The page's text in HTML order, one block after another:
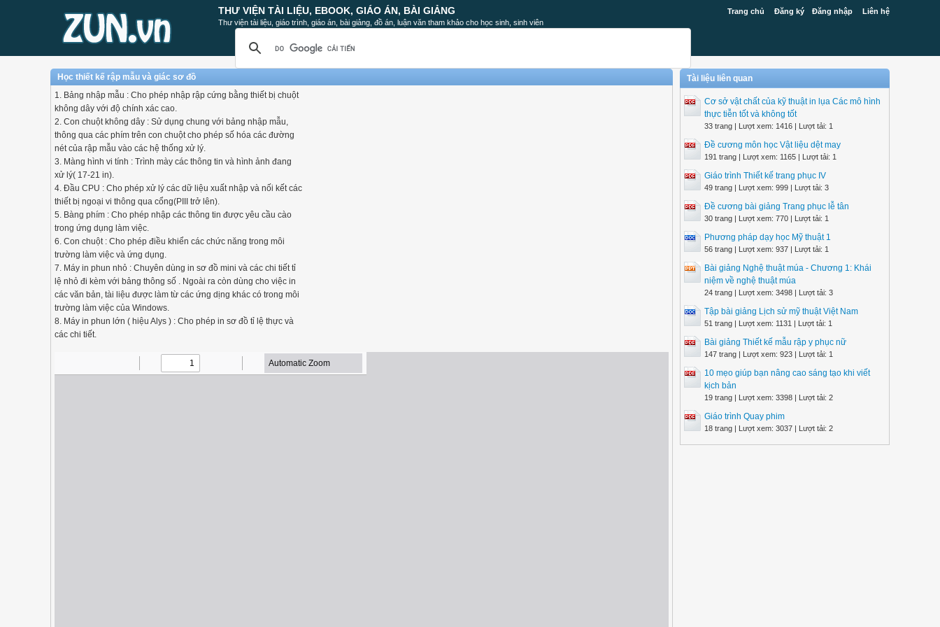
Trang chủ Đăng ký Đăng nhập Liên hệ
THƯ VIỆN TÀI LIỆU, EBOOK, GIÁO ÁN, BÀI GIẢNG
Thư viện tài liệu, giáo trình, giáo án, bài giảng, đồ án, luận văn tham khảo cho học sinh, sinh viên
Học thiết kế rập mẫu và giác sơ đồ
1. Bảng nhập mẫu : Cho phép nhập rập cứng bằng thiết bị chuột
không dây với độ chính xác cao.
2. Con chuột không dây : Sử dụng chung với bảng nhập mẫu,
thông qua các phím trên con chuột cho phép số hóa các đường
nét của rập mẫu vào các hệ thống xử lý.
3. Màng hình vi tính : Trình mày các thông tin và hình ảnh đang
xử lý( 17-21 in).
4. Đầu CPU : Cho phép xử lý các dữ liệu xuất nhập và nối kết các
thiết bị ngoại vi thông qua cổng(PIII trở lên).
5. Bàng phím : Cho phép nhập các thông tin được yêu cầu cào
trong ứng dụng làm việc.
6. Con chuột : Cho phép điều khiển các chức năng trong môi
trường làm việc và ứng dụng.
7. Máy in phun nhỏ : Chuyên dùng in sơ đồ mini và các chi tiết tỉ
lệ nhỏ đi kèm với bảng thông số . Ngoài ra còn dùng cho việc in
các văn bản, tài liệu được làm từ các ứng dịng khác có trong môi
trường làm việc của Windows.
8. Máy in phun lớn ( hiệu Alys ) : Cho phép in sơ đồ tỉ lệ thực và
các chi tiết.
Tài liệu liên quan
Cơ sở vật chất của kỹ thuật in lụa Các mô hình
thực tiễn tốt và không tốt
33 trang | Lượt xem: 1416 | Lượt tải: 1
Đề cương môn học Vật liệu dệt may
191 trang | Lượt xem: 1165 | Lượt tải: 1
Giáo trình Thiết kế trang phục IV
49 trang | Lượt xem: 999 | Lượt tải: 3
Đề cương bài giảng Trang phục lễ tân
30 trang | Lượt xem: 770 | Lượt tải: 1
Phương pháp dạy học Mỹ thuật 1
56 trang | Lượt xem: 937 | Lượt tải: 1
Bài giảng Nghệ thuật múa - Chương 1: Khái
niệm về nghệ thuật múa
24 trang | Lượt xem: 3498 | Lượt tải: 3
Tập bài giảng Lịch sử mỹ thuật Việt Nam
51 trang | Lượt xem: 1131 | Lượt tải: 1
Bài giảng Thiết kế mẫu rập y phục nữ
147 trang | Lượt xem: 923 | Lượt tải: 1
10 mẹo giúp bạn nâng cao sáng tạo khi viết
kịch bản
19 trang | Lượt xem: 3398 | Lượt tải: 2
Giáo trình Quay phim
18 trang | Lượt xem: 3037 | Lượt tải: 2